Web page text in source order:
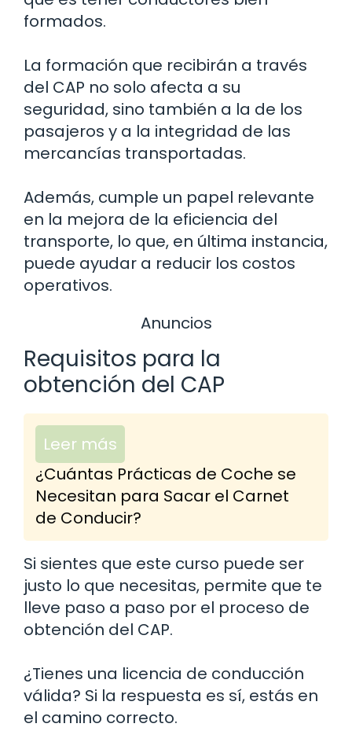
formados.
La formación que recibirán a través
del CAP no solo afecta a su
seguridad, sino también a la de los
pasajeros y a la integridad de las
mercancías transportadas.
Además, cumple un papel relevante
en la mejora de la eficiencia del
transporte, lo que, en última instancia,
puede ayudar a reducir los costos
operativos.
Anuncios
Requisitos para la
obtención del CAP
Leer más
¿Cuántas Prácticas de Coche se
Necesitan para Sacar el Carnet
de Conducir?
Si sientes que este curso puede ser
justo lo que necesitas, permite que te
lleve paso a paso por el proceso de
obtención del CAP.
¿Tienes una licencia de conducción
válida? Si la respuesta es sí, estás en
el camino correcto.